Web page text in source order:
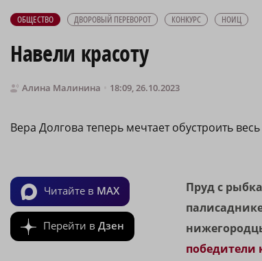
ОБЩЕСТВО ДВОРОВЫЙ ПЕРЕВОРОТ КОНКУРС НОИЦ
Навели красоту
Алина Малинина 18:09, 26.10.2023
Вера Долгова теперь мечтает обустроить
Читайте в MAX
Перейти в Дзен
Пруд с
победители